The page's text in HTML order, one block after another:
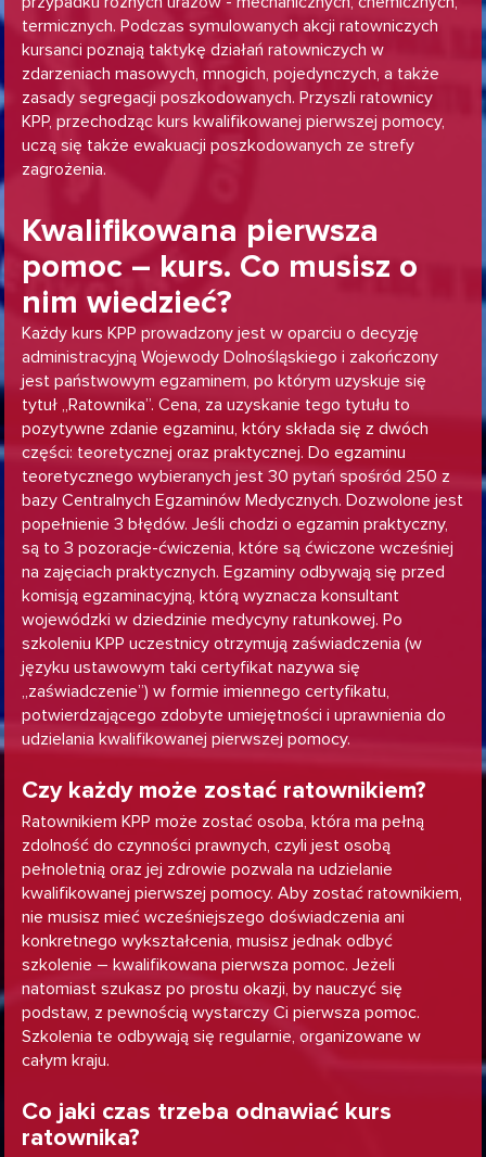
termicznych. Podczas symulowanych akcji ratowniczych
kursanci poznają taktykę działań ratowniczych w
zdarzeniach masowych, mnogich, pojedynczych, a także
zasady segregacji poszkodowanych. Przyszli ratownicy
KPP, przechodząc kurs kwalifikowanej pierwszej pomocy,
uczą się także ewakuacji poszkodowanych ze strefy
zagrożenia.
Kwalifikowana pierwsza
pomoc – kurs. Co musisz o
nim wiedzieć?
Każdy kurs KPP prowadzony jest w oparciu o decyzję
administracyjną Wojewody Dolnośląskiego i zakończony
jest państwowym egzaminem, po którym uzyskuje się
tytuł „Ratownika”. Cena, za uzyskanie tego tytułu to
pozytywne zdanie egzaminu, który składa się z dwóch
części: teoretycznej oraz praktycznej. Do egzaminu
teoretycznego wybieranych jest 30 pytań spośród 250 z
bazy Centralnych Egzaminów Medycznych. Dozwolone jest
popełnienie 3 błędów. Jeśli chodzi o egzamin praktyczny,
są to 3 pozoracje-ćwiczenia, które są ćwiczone wcześniej
na zajęciach praktycznych. Egzaminy odbywają się przed
komisją egzaminacyjną, którą wyznacza konsultant
wojewódzki w dziedzinie medycyny ratunkowej. Po
szkoleniu KPP uczestnicy otrzymują zaświadczenia (w
języku ustawowym taki certyfikat nazywa się
„zaświadczenie”) w formie imiennego certyfikatu,
potwierdzającego zdobyte umiejętności i uprawnienia do
udzielania kwalifikowanej pierwszej pomocy.
Czy każdy może zostać ratownikiem?
Ratownikiem KPP może zostać osoba, która ma pełną
zdolność do czynności prawnych, czyli jest osobą
pełnoletnią oraz jej zdrowie pozwala na udzielanie
kwalifikowanej pierwszej pomocy. Aby zostać ratownikiem,
nie musisz mieć wcześniejszego doświadczenia ani
konkretnego wykształcenia, musisz jednak odbyć
szkolenie – kwalifikowana pierwsza pomoc. Jeżeli
natomiast szukasz po prostu okazji, by nauczyć się
podstaw, z pewnością wystarczy Ci pierwsza pomoc.
Szkolenia te odbywają się regularnie, organizowane w
całym kraju.
Co jaki czas trzeba odnawiać kurs
ratownika?